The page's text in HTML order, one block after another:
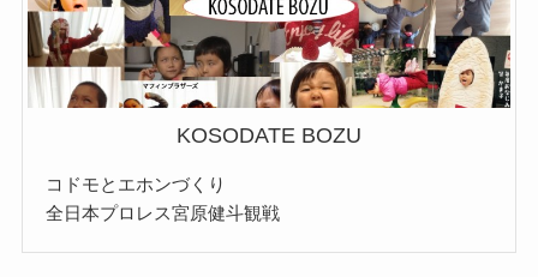
KOSODATE BOZU
コドモとエホンづくり
全日本プロレス宮原健斗観戦